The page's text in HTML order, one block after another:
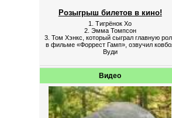
Розыгрыш билетов в кино!
1. Тигрёнок Хо
2. Эмма Томпсон
3. Том Хэнкс, который сыграл главную
в фильме «Форрест Гамп», озвучил
Вуди
Видео